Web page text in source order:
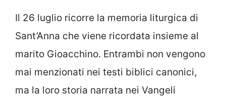
Il 26 luglio ricorre la memoria liturgica di
Sant’Anna che viene ricordata insieme al
marito Gioacchino. Entrambi non vengono
mai menzionati nei testi biblici canonici,
ma la loro storia narrata nei Vangeli